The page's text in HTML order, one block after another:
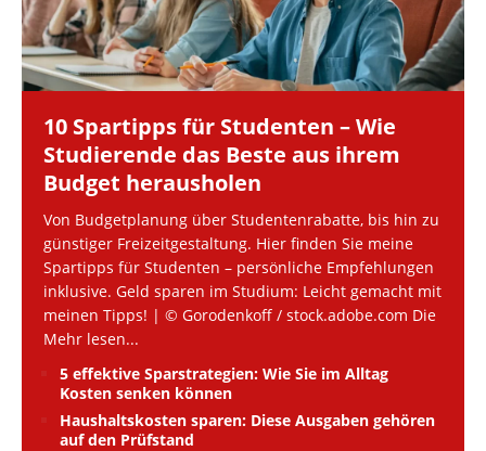
10 Spartipps für Studenten – Wie
Studierende das Beste aus ihrem
Budget herausholen
Von Budgetplanung über Studentenrabatte, bis hin zu
günstiger Freizeitgestaltung. Hier finden Sie meine
Spartipps für Studenten – persönliche Empfehlungen
inklusive. Geld sparen im Studium: Leicht gemacht mit
meinen Tipps! | © Gorodenkoff / stock.adobe.com Die
Mehr lesen...
5 effektive Sparstrategien: Wie Sie im Alltag
Kosten senken können
Haushaltskosten sparen: Diese Ausgaben gehören
auf den Prüfstand